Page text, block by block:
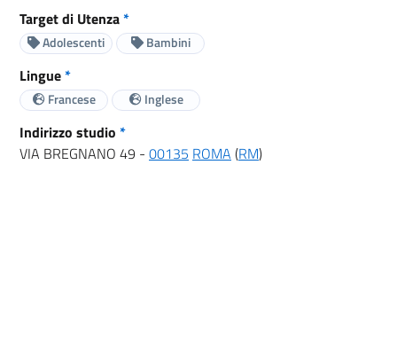
Target di Utenza*
Adolescenti Bambini
Lingue*
Francese Inglese
Indirizzo studio *
VIA BREGNANO 49 - 00135 ROMA (RM)